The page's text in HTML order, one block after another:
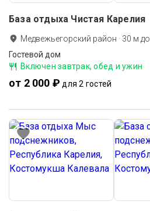
База отдыха Чистая Карелия
Медвежьегорский район · 30 м до
Гостевой дом
Включен завтрак, обед и ужин
от 2 000 ₽ для 2 гостей